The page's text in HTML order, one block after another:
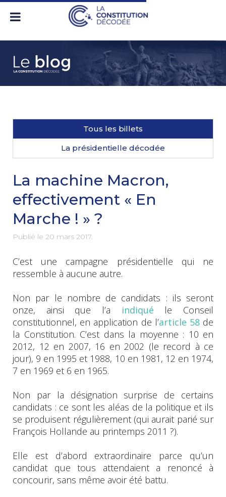
Tous les billets
La présidentielle décodée
La machine Macron,
effectivement « En
Marche ! » ?
Publié le 20 mars 2017
C’est une campagne présidentielle qui ne
ressemble à aucune autre.
Non par le nombre de candidats : ils seront
onze, ainsi que l’a indiqué le Conseil
constitutionnel, en application de l’article 58de
la Constitution. C’est dans la moyenne : 10 en
2012, 12 en 2007, 16 en 2002 (le record à ce
jour), 9 en 1995 et 1988, 10 en 1981, 12 en 1974,
7 en 1969 et 6 en 1965.
Non par la désignation surprise de certains
candidats : ce sont les aléas de la politique et ils
se produisent régulièrement (qui aurait parié sur
François Hollande au printemps 2011 ?).
Elle est d’abord extraordinaire parce qu’un
candidat que tous attendaient a renoncé à
concourir, sans même avoir été battu.